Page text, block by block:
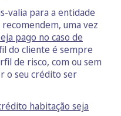
valia para a entidade
uma vez
pago no caso de
do cliente é sempre
de risco, com ou sem
o seu crédito ser
habitação seja